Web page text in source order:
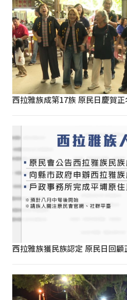
西拉雅族成第17族 原民日慶賀
西拉雅族獲民族認定 原民日回顧